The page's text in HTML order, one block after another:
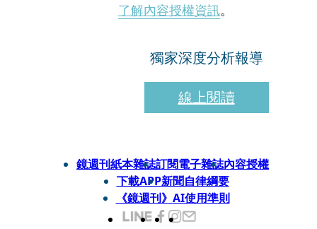
了解內容授權資訊。
獨家深度分析報導
線上閱讀
鏡週刊紙本雜誌訂閱電子雜誌內容授權
下載APP新聞自律綱要
《鏡週刊》AI使用準則